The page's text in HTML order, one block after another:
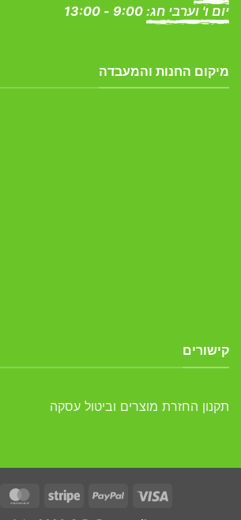
יום ו' וערבי חג:
מיקום החנות והמעבדה
קישורים
תקנון החזרת מוצרים וביטול עסקה
Visa
PayPal
Stripe